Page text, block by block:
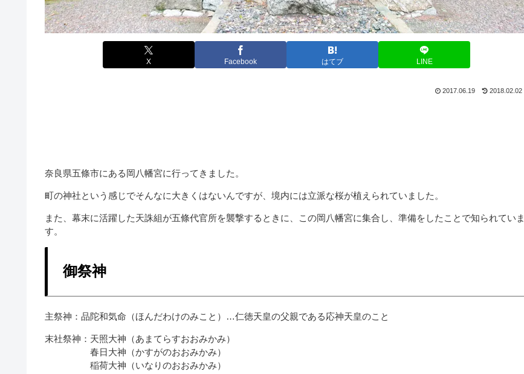
X Facebook はてブ LINE
2017.06.19 2018.02.02
奈良県五條市にある岡八幡宮に行ってきました。
町の神社という感じでそんなに大きくはないんですが、境内には立派な桜が植えられていました。
また、幕末に活躍した天誅組が五條代官所を襲撃するときに、この岡八幡宮に集合し、準備をしたことで知られていま
す。
御祭神
主祭神：品陀和気命（ほんだわけのみこと）…仁徳天皇の父親である応神天皇のこと
末社祭神：天照大神（あまてらすおおみかみ）
春日大神（かすがのおおみかみ）
稲荷大神（いなりのおおみかみ）